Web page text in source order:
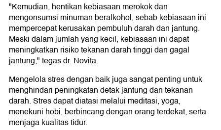
"Kemudian, hentikan kebiasaan merokok dan
mengonsumsi minuman beralkohol, sebab kebiasaan ini
mempercepat kerusakan pembuluh darah dan jantung.
Meski dalam jumlah yang kecil, kebiasaan ini dapat
meningkatkan risiko tekanan darah tinggi dan gagal
jantung," tegas dr. Novita.
Mengelola stres dengan baik juga sangat penting untuk
menghindari peningkatan detak jantung dan tekanan
darah. Stres dapat diatasi melalui meditasi, yoga,
menekuni hobi, berbincang dengan orang terdekat, serta
menjaga kualitas tidur.